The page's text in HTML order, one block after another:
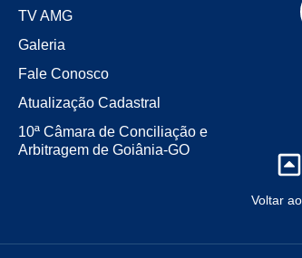
TV AMG
Galeria
Fale Conosco
Atualização Cadastral
10ª Câmara de Conciliação e
Arbitragem de Goiânia-GO
Voltar